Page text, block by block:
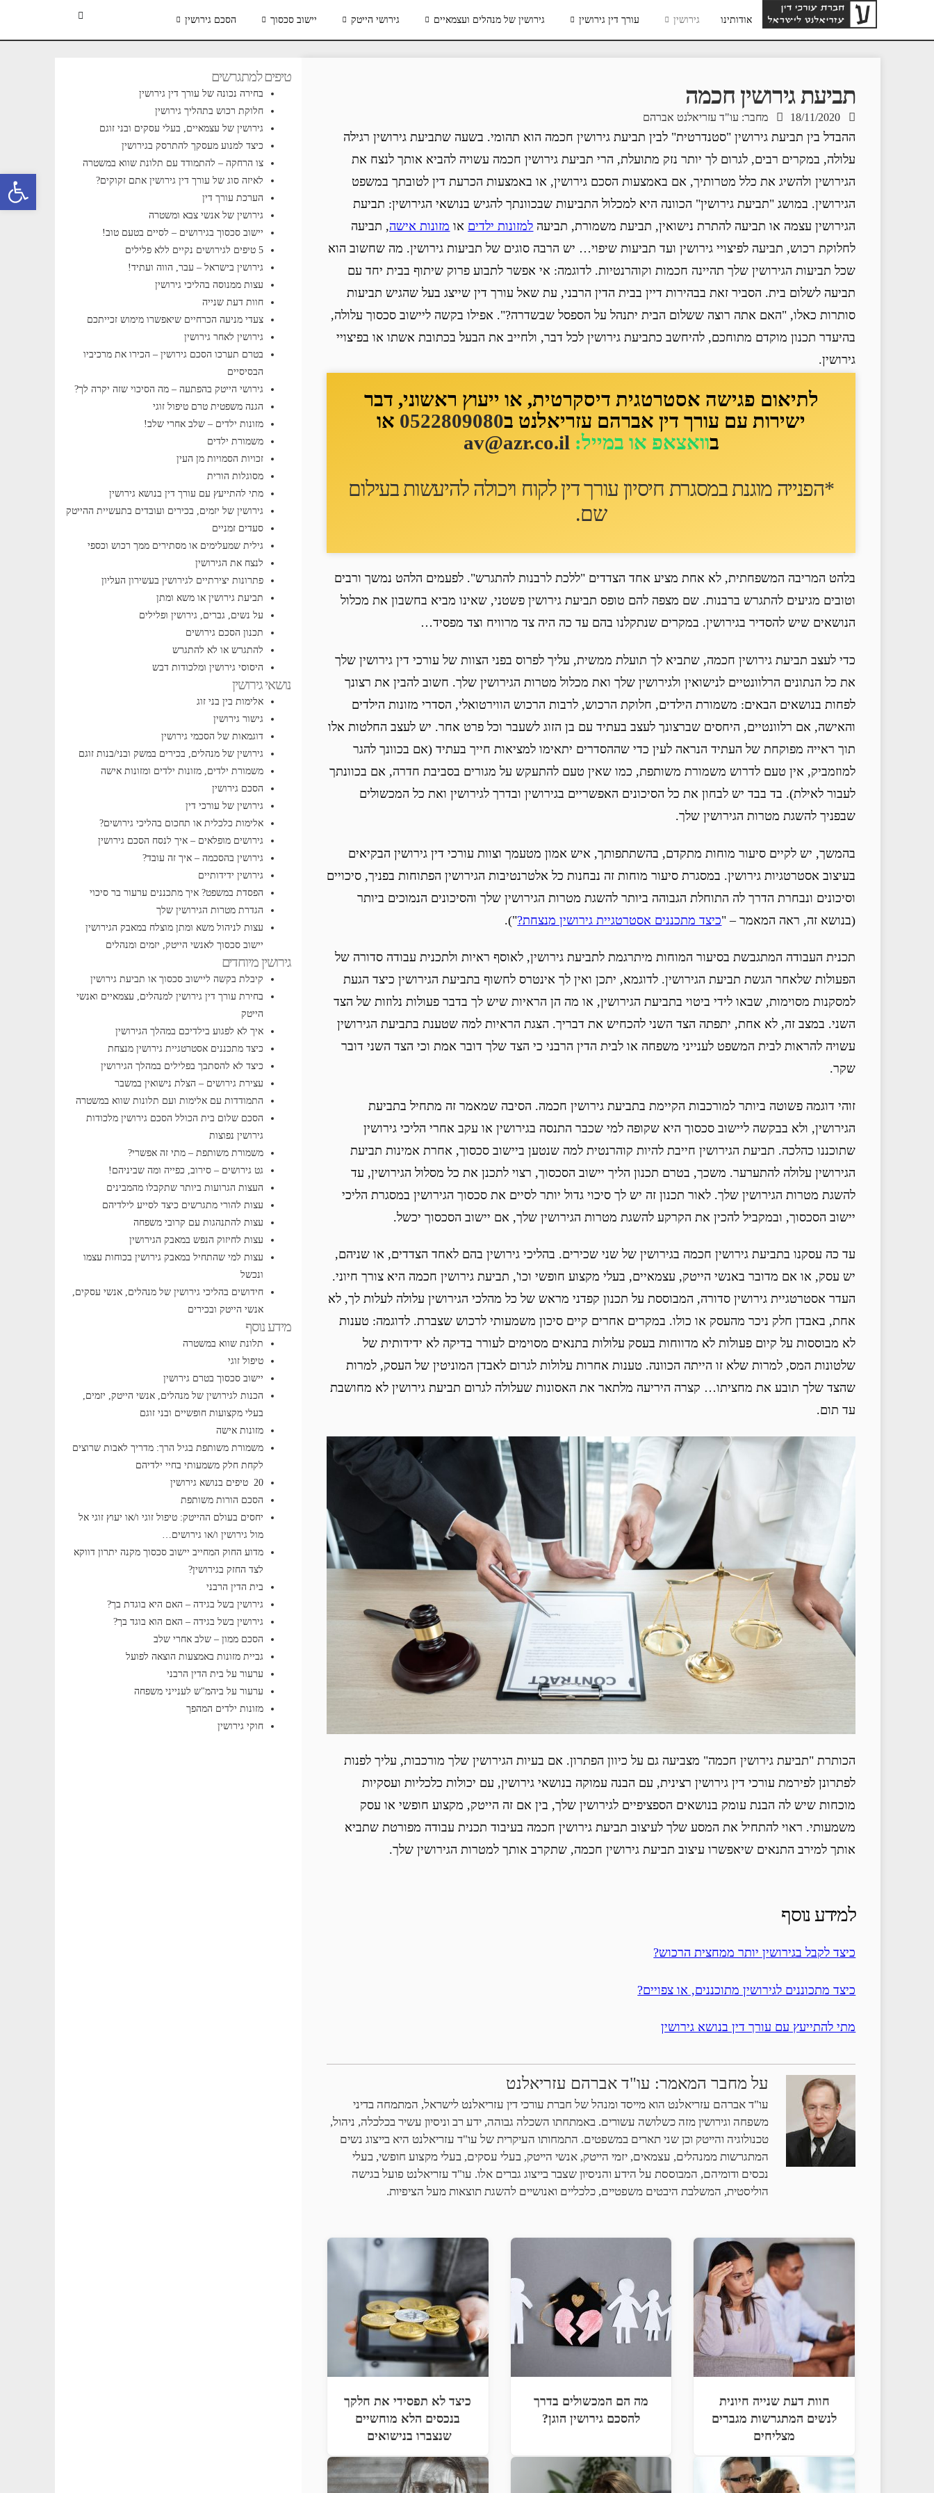
אודותינו גירושין עורך דין גירושין גירושין של מנהלים ועצמאיים גירושי הייטק יישוב סכסוך הסכם גירושין
תביעת‌ ‌גירושין‌ ‌חכמה‌ ‌
18/11/2020 מחבר: עו"ד עזריאלנט אברהם
ההבדל בין תביעת גירושין "סטנדרטית" לבין תביעת גירושין חכמה הוא תהומי. בשעה שתביעת גירושין רגילה
עלולה, במקרים רבים, לגרום לך יותר נזק מתועלת, הרי תביעת גירושין חכמה עשויה להביא אותך לנצח את
הגירושין ולהשיג את כלל מטרותיך, אם באמצעות הסכם גירושין, או באמצעות הכרעת דין לטובתך במשפט
הגירושין. במושג "תביעת גירושין" הכוונה היא למכלול התביעות שבכוונתך להגיש בנושאי הגירושין: תביעת
הגירושין עצמה או תביעה להתרת נישואין, תביעת משמורת, תביעה למזונות ילדים או מזונות אישה, תביעה
לחלוקת רכוש, תביעה לפיצויי גירושין ועד תביעות שיפוי… יש הרבה סוגים של תביעות גירושין. מה שחשוב הוא
שכל תביעות הגירושין שלך תהיינה חכמות וקוהרנטיות. לדוגמה: אי אפשר לתבוע פרוק שיתוף בבית יחד עם
תביעה לשלום בית. הסביר זאת בבהירות דיין בבית הדין הרבני, עת שאל עורך דין שייצג בעל שהגיש תביעות
סותרות כאלו, "האם אתה רוצה ששלום הבית יתנהל על הספסל שבשדרה?". אפילו בקשה ליישוב סכסוך עלולה,
בהיעדר תכנון מוקדם מתוחכם, להיחשב כתביעת גירושין לכל דבר, ולחייב את הבעל בכתובת אשתו או בפיצויי
גירושין.
לתיאום פגישה אסטרטגית דיסקרטית, או ייעוץ ראשוני, דבר
ישירות עם עורך דין אברהם עזריאלנט ב0522809080 או
בוואצאפ או במייל: av@azr.co.il
*הפנייה מוגנת במסגרת חיסיון עורך דין לקוח ויכולה להיעשות בעילום
שם.
בלהט המריבה המשפחתית, לא אחת מציע אחד הצדדים "ללכת לרבנות להתגרש". לפעמים הלהט נמשך ורבים
וטובים מגיעים להתגרש ברבנות. שם מצפה להם טופס תביעת גירושין פשטני, שאינו מביא בחשבון את מכלול
הנושאים שיש להסדיר בגירושין. במקרים שנתקלנו בהם עד כה היה צד מרוויח וצד מפסיד…
כדי לעצב תביעת גירושין חכמה, שתביא לך תועלת ממשית, עליך לפרוס בפני הצוות של עורכי דין גירושין שלך
את כל הנתונים הרלוונטיים לנישואין ולגירושין שלך ואת מכלול מטרות הגירושין שלך. חשוב להבין את רצונך
לפחות בנושאים הבאים: משמורת הילדים, חלוקת הרכוש, לרבות הרכוש הווירטואלי, הסדרי מזונות הילדים
והאישה, אם רלוונטיים, היחסים שברצונך לעצב בעתיד עם בן הזוג לשעבר וכל פרט אחר. יש לעצב החלטות אלו
תוך ראייה מפוקחת של העתיד הנראה לעין כדי שההסדרים יתאימו למציאות חייך בעתיד (אם בכוונך להגר
למוזמביק, אין טעם לדרוש משמורת משותפת, כמו שאין טעם להתעקש על מגורים בסביבת חדרה, אם בכוונתך
לעבור לאילת). בד בבד יש לבחון את כל הסיכונים האפשריים בגירושין ובדרך לגירושין ואת כל המכשולים
שבפניך להשגת מטרות הגירושין שלך.
בהמשך, יש לקיים סיעור מוחות מתקדם, בהשתתפותך, איש אמון מטעמך וצוות עורכי דין גירושין הבקיאים
בעיצוב אסטרטגיות גירושין. במסגרת סיעור מוחות זה נבחנות כל אלטרנטיבות הגירושין הפתוחות בפניך, סיכויים
וסיכונים ונבחרת הדרך לה התוחלת הגבוהה ביותר להשגת מטרות הגירושין שלך והסיכונים הנמוכים ביותר
(בנושא זה, ראה המאמר – "כיצד מתכננים אסטרטגיית גירושין מנצחת?
").
תכנית העבודה המתגבשת בסיעור המוחות מיתרגמת לתביעת גירושין, לאוסף ראיות ולתכנית עבודה סדורה של
הפעולות שלאחר הגשת תביעת הגירושין. לדוגמא, יתכן ואין לך אינטרס לחשוף בתביעת הגירושין כיצד הגעת
למסקנות מסוימות, שבאו לידי ביטוי בתביעת הגירושין, או מה הן הראיות שיש לך בדבר פעולות נלוזות של הצד
השני. במצב זה, לא אחת, יתפתה הצד השני להכחיש את דבריך. הצגת הראיות למה שטענת בתביעת הגירושין
עשויה להראות לבית המשפט לענייני משפחה או לבית הדין הרבני כי הצד שלך דובר אמת וכי הצד השני דובר
שקר.
זוהי דוגמה פשוטה ביותר למורכבות הקיימת בתביעת גירושין חכמה. הסיבה שמאמר זה מתחיל בתביעת
הגירושין, ולא בבקשה ליישוב סכסוך היא שקופה למי שכבר התנסה בגירושין או עקב אחרי הליכי גירושין
שתוכננו כהלכה. תביעת הגירושין חייבת להיות קוהרנטית למה שנטען ביישוב סכסוך, אחרת אמינות תביעת
הגירושין עלולה להתערער. משכך, בטרם תכנון הליך יישוב הסכסוך, רצוי לתכנן את כל מסלול הגירושין, עד
להשגת מטרות הגירושין שלך. לאור תכנון זה יש לך סיכוי גדול יותר לסיים את סכסוך הגירושין במסגרת הליכי
יישוב הסכסוך, ובמקביל להכין את הקרקע להשגת מטרות הגירושין שלך, אם יישוב הסכסוך יכשל.
עד כה עסקנו בתביעת גירושין חכמה בגירושין של שני שכירים. בהליכי גירושין בהם לאחד הצדדים, או שניהם,
יש עסק, או אם מדובר באנשי הייטק, עצמאיים, בעלי מקצוע חופשי וכו', תביעת גירושין חכמה היא צורך חיוני.
העדר אסטרטגיית גירושין סדורה, המבוססת על תכנון קפדני מראש של כל מהלכי הגירושין עלולה לעלות לך, לא
אחת, באבדן חלק ניכר מהעסק או כולו. במקרים אחרים קיים סיכון משמעותי לרכוש שצברת. לדוגמה: טענות
לא מבוססות על קיום פעולות לא מדווחות בעסק עלולות בתנאים מסוימים לעורר בדיקה לא ידידותית של
שלטונות המס, למרות שלא זו הייתה הכוונה. טענות אחרות עלולות לגרום לאבדן המוניטין של העסק, למרות
שהצד שלך תובע את מחציתו… קצרה היריעה מלתאר את האסונות שעלולה לגרום תביעת גירושין לא מחושבת
עד תום.
הכותרת "תביעת גירושין חכמה" מצביעה גם על כיוון הפתרון. אם בעיות הגירושין שלך מורכבות, עליך לפנות
לפתרונן לפירמת עורכי דין גירושין רצינית, עם הבנה עמוקה בנושאי גירושין, עם יכולות כלכליות ועסקיות
מוכחות שיש לה הבנת עומק בנושאים הספציפיים לגירושין שלך, בין אם זה הייטק, מקצוע חופשי או עסק
משמעותי. ראוי להתחיל את המסע שלך לעיצוב תביעת גירושין חכמה בעיבוד תכנית עבודה מפורטת שתביא
אותך למירב התנאים שיאפשרו עיצוב תביעת גירושין חכמה, שתקרב אותך למטרות הגירושין שלך.
למידע נוסף
כיצד לקבל בגירושין יותר ממחצית הרכוש?
כיצד מתכוננים לגירושין מתוכננים, או צפויים?
מתי להתייעץ עם עורך דין בנושא גירושין
על מחבר המאמר: עו"ד אברהם עזריאלנט
עו"ד אברהם עזריאלנט הוא מייסד ומנהל של חברת עורכי דין עזריאלנט לישראל, המתמחה בדיני
משפחה וגירושין מזה כשלושה עשורים. באמתחתו השכלה גבוהה, ידע רב וניסיון עשיר בכלכלה, ניהול,
טכנולוגיה והייטק וכן שני תארים במשפטים. התמחותו העיקרית של עו"ד עזריאלנט היא בייצוג נשים
המתגרשות ממנהלים, עצמאים, יזמי הייטק, אנשי הייטק, בעלי עסקים, בעלי מקצוע חופשי, בעלי
נכסים ודומיהם, המבוססת על הידע והניסיון שצבר בייצוג גברים אלו. עו"ד עזריאלנט פועל בגישה
הוליסטית, המשלבת היבטים משפטיים, כלכליים ואנושיים להשגת תוצאות מעל הציפיות.
חוות דעת שנייה חיונית
לנשים המתגרשות מגברים
מצליחים
מה הם המכשולים בדרך
להסכם גירושין הוגן?
כיצד לא תפסידי את חלקך
בנכסים הלא מוחשיים
שנצברו בנישואים
טיפים למתגרשים
בחירה נכונה של עורך דין גירושין
חלוקת רכוש בתהליך גירושין
גירושין של עצמאיים, בעלי עסקים ובני זוגם
כיצד למנוע מעסקך להתרסק בגירושין
צו הרחקה – להתמודד עם תלונת שווא במשטרה
לאיזה סוג של עורך דין גירושין אתם זקוקים?
הערכת עורך דין
גירושין של אנשי צבא ומשטרה
יישוב סכסוך בגירושים – לסיים בטעם טוב!
5 טיפים לגירושים נקיים ללא פלילים
גירושין בישראל – עבר, הווה ועתיד!
עצות ממנוסה בהליכי גירושין
חוות דעת שנייה
צעדי מניעה הכרחיים שיאפשרו מימוש זכייתכם
גירושין לאחר גירושין
בטרם תערכו הסכם גירושין – הכירו את מרכיביו
הבסיסיים
גירושי הייטק בהפתעה – מה הסיכוי שזה יקרה לך?
הגנה משפטית טרם טיפול זוגי
מזונות ילדים – שלב אחרי שלב!
משמורת ילדים
זכויות הסמויות מן העין
מסוגלות הורית
מתי להתייעץ עם עורך דין בנושא גירושין
גירושין של יזמים, בכירים ועובדים בתעשיית ההייטק
סעדים זמניים
גילית שמעלימים או מסתירים ממך רכוש וכספי
לנצח את הגירושין
פתרונות יצירתיים לגירושין בעשירון העליון
תביעת גירושין או משא ומתן
על נשים, גברים, גירושין ופלילים
תכנון הסכם גירושים
להתגרש או לא להתגרש
היסוסי גירושין ומלכודות דבש
נושאי גירושין
אלימות בין בני זוג
גישור גירושין
דוגמאות של הסכמי גירושין
גירושין של מנהלים, בכירים במשק ובני/בנות זוגם
משמורת ילדים, מזונות ילדים ומזונות אישה
הסכם גירושין
גירושין של עורכי דין
אלימות כלכלית או תחכום בהליכי גירושים?
גירושים מופלאים – איך לנסח הסכם גירושין
גירושין בהסכמה – איך זה עובד?
גירושין ידידותיים
הפסדת במשפט? איך מתכננים ערעור בר סיכוי
הגדרת מטרות הגירושין שלך
עצות לניהול משא ומתן מוצלח במאבק הגירושין
יישוב סכסוך לאנשי הייטק, יזמים ומנהלים
גירושין מיוחדים
קיבלת בקשה ליישוב סכסוך או תביעת גירושין
בחירת עורך דין גירושין למנהלים, עצמאיים ואנשי
הייטק
איך לא לפגוע בילדיכם במהלך הגירושין
כיצד מתכננים אסטרטגיית גירושין מנצחת
כיצד לא להסתבך בפלילים במהלך הגירושין
עצירת גירושים – הצלת נישואין במשבר
התמודדות עם אלימות ועם תלונות שווא במשטרה
הסכם שלום בית הכולל הסכם גירושין מלכודות
גירושין נפוצות
משמורת משותפת – מתי זה אפשרי?
גט גירושים – סירוב, כפייה ומה שביניהם!
העצות הגרועות ביותר שתקבלו מהמבינים
עצות להורי מתגרשים כיצד לסייע לילדיהם
עצות להתנהגות עם קרובי משפחה
עצות לחיזוק הנפש במאבק הגירושין
עצות למי שהתחיל במאבק גירושין בכוחות עצמו
ונכשל
חידושים בהליכי גירושין של מנהלים, אנשי עסקים,
אנשי הייטק ובכירים
מידע נוסף
תלונת שווא במשטרה
טיפול זוגי
יישוב סכסוך בטרם גירושין
הכנות לגירושין של מנהלים, אנשי הייטק, יזמים,
בעלי מקצועות חופשיים ובני זוגם
מזונות אישה
משמורת משותפת בגיל הרך: מדריך לאבות שרוצים
לקחת חלק משמעותי בחיי ילדיהם
20 טיפים בנושא גירושין
הסכם הורות משותפת
יחסים בעולם ההייטק: טיפול זוגי ו/או יעוץ זוגי אל
מול גירושין ו/או גירושים…
מדוע החוק המחייב יישוב סכסוך מקנה יתרון דווקא
לצד החזק בגירושין?
בית הדין הרבני
גירושין בשל בגידה – האם היא בוגדת בך?
גירושין בשל בגידה – האם הוא בוגד בך?
הסכם ממון – שלב אחרי שלב
גביית מזונות באמצעות הוצאה לפועל
ערעור על בית הדין הרבני
ערעור על ביהמ"ש לענייני משפחה
מזונות ילדים המהפך
חוקי גירושין
פתח